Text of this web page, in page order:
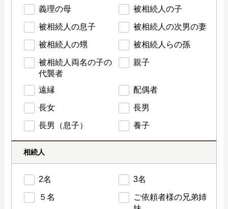
義理の母 被相続人の子
被相続人の息子 被相続人の次男の妻
被相続人の甥 被相続人らの孫
被相続人両名の子の
代襲者
親子
遠縁 配偶者
長女 長男
長男（息子） 養子
相続人
2名 3名
５名
ご依頼者様の兄弟姉